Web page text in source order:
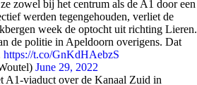
zowel bij het centrum als de A1 door een
werden tegengehouden, verliet de
week de optocht uit richting Lieren.
de politie in Apeldoorn overigens. Dat
https://t.co/GnKdHAebzS
June 29, 2022
A1-viaduct over de Kanaal Zuid in